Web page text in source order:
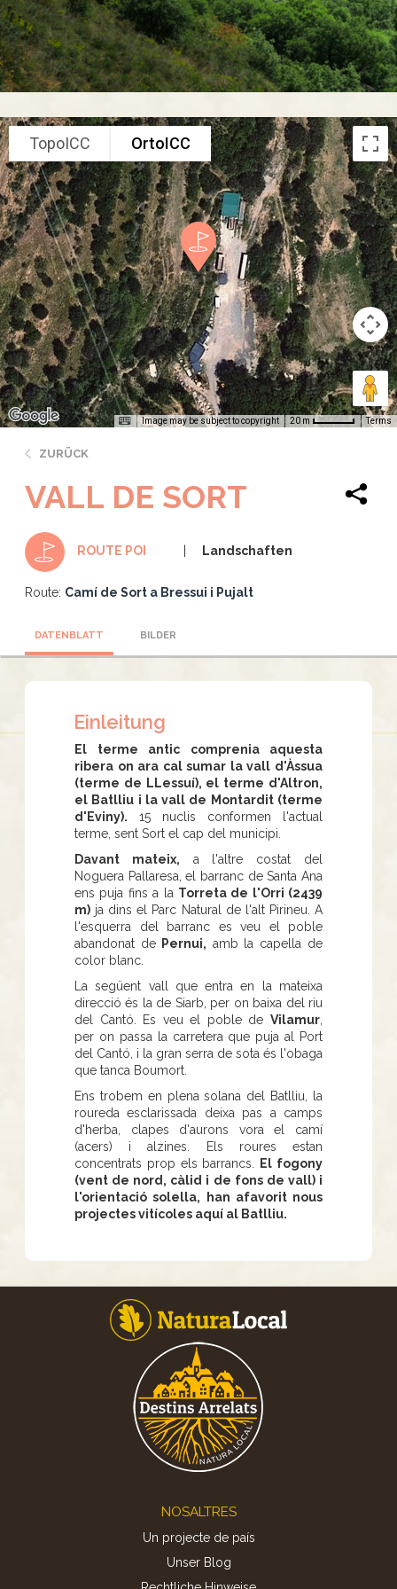
TopoICC OrtoICC
Image may be subject to copyright 20 m Terms
ZURÜCK
VALL DE SORT
ROUTE POI Landschaften
Route: Camí de Sort a Bressui i Pujalt
DATENBLATT BILDER
Einleitung
El terme antic comprenia aquesta
ribera on ara cal sumar la vall d'Àssua
(terme de LLessuí), el terme d'Altron,
el Batlliu i la vall de Montardit (terme
d'Eviny). 15 nuclis conformen l'actual
terme, sent Sort el cap del municipi.
Davant mateix, a l'altre costat del
Noguera Pallaresa, el barranc de Santa Ana
ens puja fins a la Torreta de l'Orri (2439
m) ja dins el Parc Natural de l'alt Pirineu. A
l'esquerra del barranc es veu el poble
abandonat dePernui, amb la capella de
color blanc.
La següent vall que entra en la mateixa
direcció és la de Siarb, per on baixa del riu
del Cantó. Es veu el poble de Vilamur
per on passa la carretera que puja al Port
del Cantó, i la gran serra de sota és l'obaga
que tanca Boumort.
Ens trobem en plena solana del Batlliu, la
roureda esclarissada deixa pas a camps
d'herba, clapes d'aurons vora el camí
(acers) i alzines. Els roures estan
concentrats prop els barrancs.
El fogony
(vent de nord, càlid i de fons de vall) i
l'orientació solella, han afavorit nous
projectes vitícoles aquí al Batlliu.
NOSALTRES
Un projecte de país
Unser Blog